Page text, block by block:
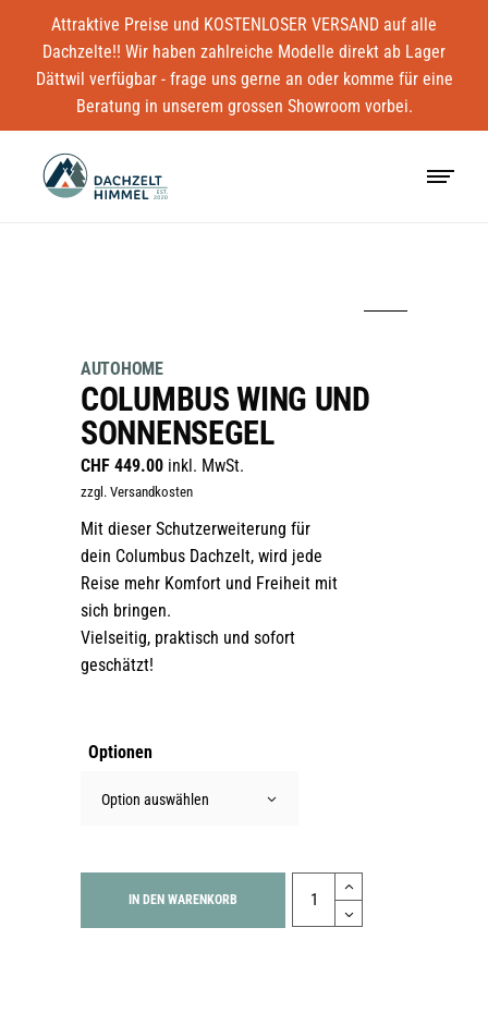
Attraktive Preise und KOSTENLOSER VERSAND auf alle
Dachzelte!! Wir haben zahlreiche Modelle direkt ab Lager
Dättwil verfügbar - frage uns gerne an oder komme für eine
Beratung in unserem grossen Showroom vorbei.
AUTOHOME
COLUMBUS WING UND
SONNENSEGEL
CHF 449.00 inkl. MwSt.
zzgl. Versandkosten
Mit dieser Schutzerweiterung für
dein Columbus Dachzelt, wird jede
Reise mehr Komfort und Freiheit mit
sich bringen.
Vielseitig, praktisch und sofort
geschätzt!
Optionen
Option auswählen
Quantity
IN DEN WARENKORB